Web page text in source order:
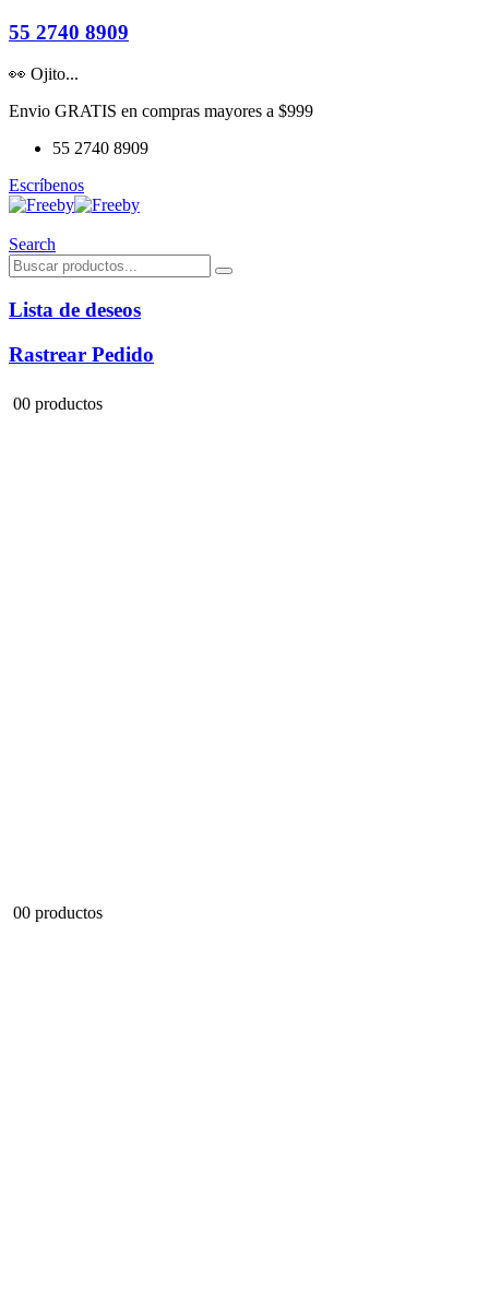
55 2740 8909
👀 Ojito...
Envio GRATIS en compras mayores a $999
55 2740 8909
Escríbenos
Search
Lista de deseos
Rastrear Pedido
00 productos
00 productos